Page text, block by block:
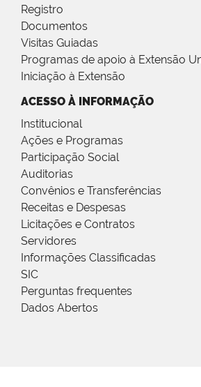
Registro
Documentos
Visitas Guiadas
Programas de apoio à Extensão
Iniciação à Extensão
ACESSO À INFORMAÇÃO
Institucional
Ações e Programas
Participação Social
Auditorias
Convênios e Transferências
Receitas e Despesas
Licitações e Contratos
Servidores
Informações Classificadas
SIC
Perguntas frequentes
Dados Abertos